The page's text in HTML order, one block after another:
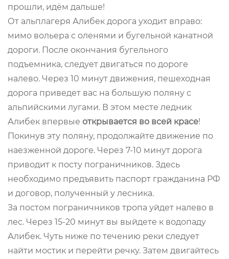
прошли, идём дальше!
От альплагеря Алибек дорога уходит вправо:
мимо вольера с оленями и бугельной канатной
дороги. После окончания бугельного
подъемника, следует двигаться по дороге
налево. Через 10 минут движения, пешеходная
дорога приведет вас на большую поляну с
альпийскими лугами. В этом месте ледник
Алибек впервые открывается во всей красе!
Покинув эту поляну, продолжайте движение по
наезженной дороге. Через 7-10 минут дорога
приводит к посту пограничников. Здесь
необходимо предъявить паспорт гражданина РФ
и договор, полученный у лесника.
За постом пограничников тропа уйдет налево в
лес. Через 15-20 минут вы выйдете к водопаду
Алибек. Чуть ниже по течению реки следует
найти мостик и перейти речку. Затем двигайтесь